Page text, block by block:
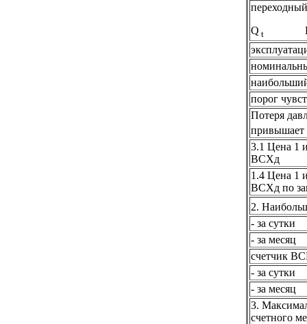
Q t
порог
Потеря
привышает
3.1 Цена 1
ВСХд
1.4 Цена 1
ВСХд по
2.
- за сутки
- за месяц
счетчик
- за сутки
- за месяц
3.
счетного